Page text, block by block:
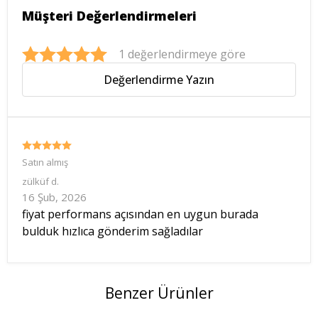
Müşteri Değerlendirmeleri
1 değerlendirmeye göre
Değerlendirme Yazın
Satın almış
zülküf d.
16 Şub, 2026
fiyat performans açısından en uygun burada
bulduk hızlıca gönderim sağladılar
Benzer Ürünler